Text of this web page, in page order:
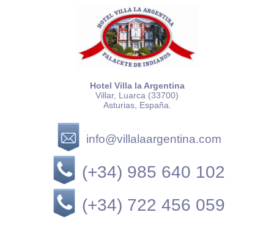
Hotel Villa la Argentina
Villar, Luarca (33700)
Asturias, España.
info@villalaargentina.com
(+34) 985 640 102
(+34) 722 456 059